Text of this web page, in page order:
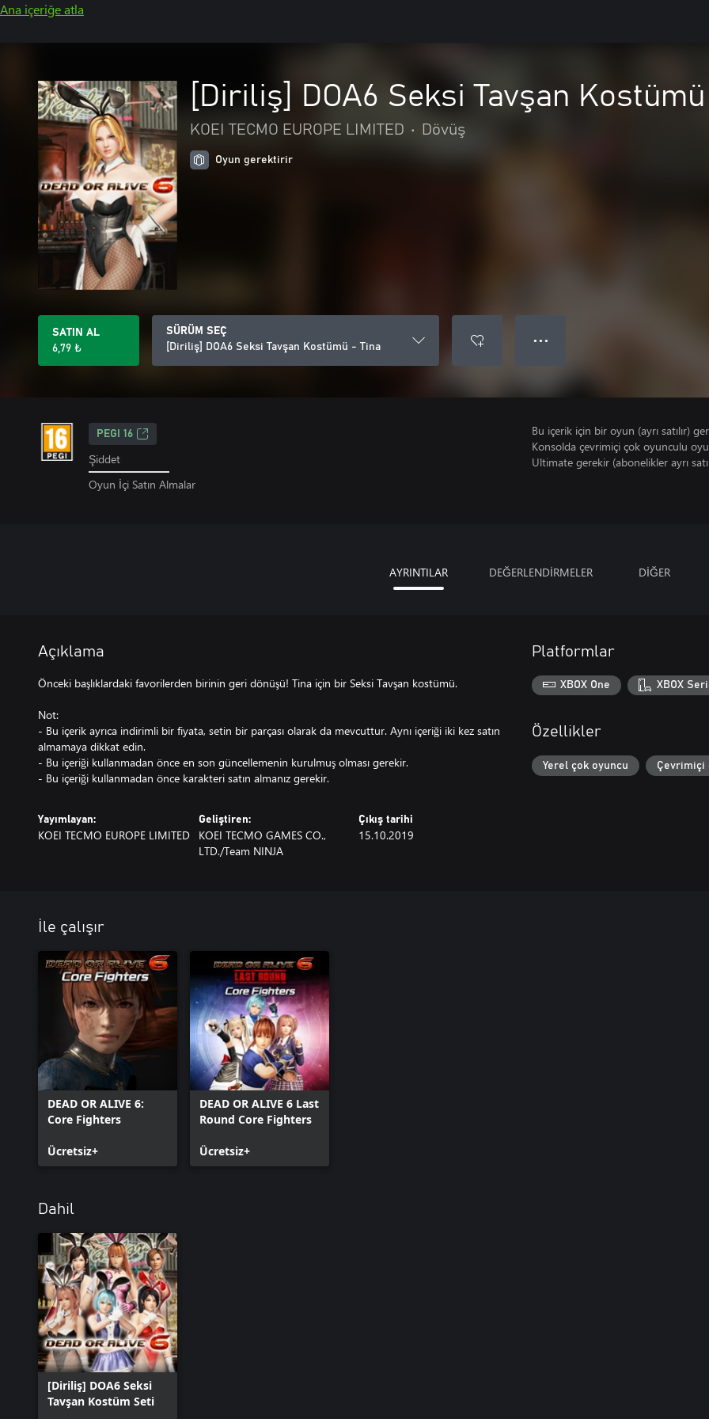
Ana içeriğe atla
[Diriliş] DOA6 Seksi Tavşan
KOEI TECMO EUROPE LIMITED • Dövüş
Oyun gerektirir
SATIN AL
6,79 ₺
SÜRÜM SEÇ
[Diriliş] DOA6 Seksi Tavşan Kostümü - Tina
● ● ●
PEGI 16
Şiddet
Oyun İçi Satın Almalar
Bu içerik için bir oyun (ayrı satılır)
Konsolda çevrimiçi çok oyunculu
Ultimate gerekir (abonelikler ayrı
AYRINTILAR DEĞERLENDİRMELER DİĞER
Açıklama
Önceki başlıklardaki favorilerden birinin geri dönüşü! Tina için bir Seksi Tavşan kostümü.
Not:
- Bu içerik ayrıca indirimli bir fiyata, setin bir parçası olarak da mevcuttur. Aynı içeriği iki kez satın
almamaya dikkat edin.
- Bu içeriği kullanmadan önce en son güncellemenin kurulmuş olması gerekir.
- Bu içeriği kullanmadan önce karakteri satın almanız gerekir.
Yayımlayan:
KOEI TECMO EUROPE LIMITED
Geliştiren:
KOEI TECMO GAMES CO.,
LTD./Team NINJA
Çıkış tarihi
15.10.2019
Platformlar
XBOX One XBOX
Özellikler
Yerel çok oyuncu Çevrimiçi
İle çalışır
DEAD OR ALIVE 6:
Core Fighters
Ücretsiz+
DEAD OR ALIVE 6 Last
Round Core Fighters
Ücretsiz+
Dahil
[Diriliş] DOA6 Seksi
Tavşan Kostüm Seti